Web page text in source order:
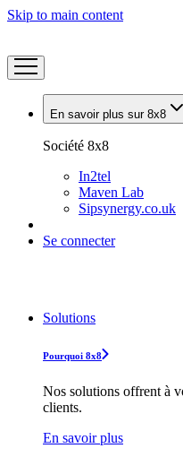
Skip to main content
En savoir plus sur 8x8
Société 8x8
In2tel
Maven Lab
Sipsynergy.co.uk
Se connecter
Solutions
Pourquoi 8x8
Nos solutions offrent à
clients.
En savoir plus